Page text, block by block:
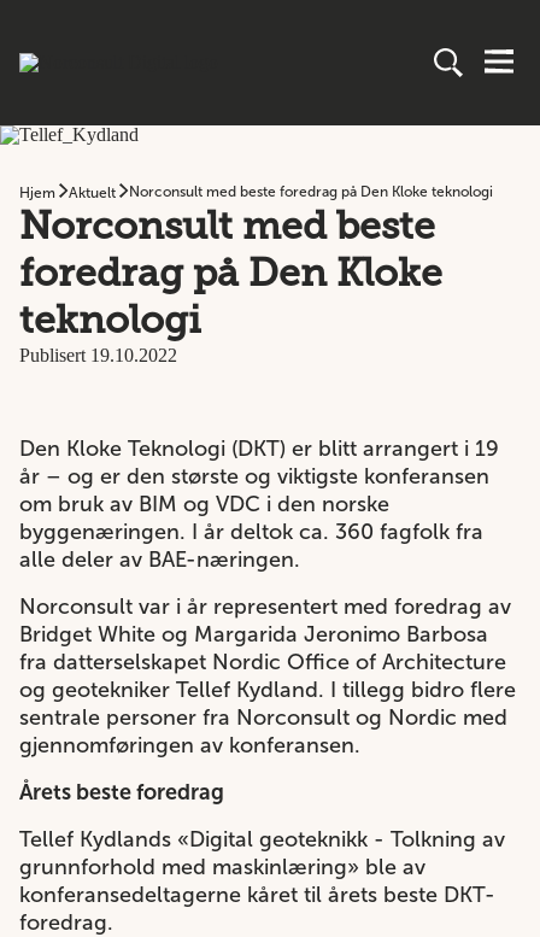
Hjem Aktuelt Norconsult med beste foredrag på Den Kloke teknologi
Norconsult med beste
foredrag på Den Kloke
teknologi
Publisert 19.10.2022
Den Kloke Teknologi (DKT) er blitt arrangert i 19
år – og er den største og viktigste konferansen
om bruk av BIM og VDC i den norske
byggenæringen. I år deltok ca. 360 fagfolk fra
alle deler av BAE-næringen.
Norconsult var i år representert med foredrag av
Bridget White og Margarida Jeronimo Barbosa
fra datterselskapet Nordic Office of Architecture
og geotekniker Tellef Kydland. I tillegg bidro flere
sentrale personer fra Norconsult og Nordic med
gjennomføringen av konferansen.
Årets beste foredrag
Tellef Kydlands «Digital geoteknikk - Tolkning av
grunnforhold med maskinlæring» ble av
konferansedeltagerne kåret til årets beste DKT-
foredrag.